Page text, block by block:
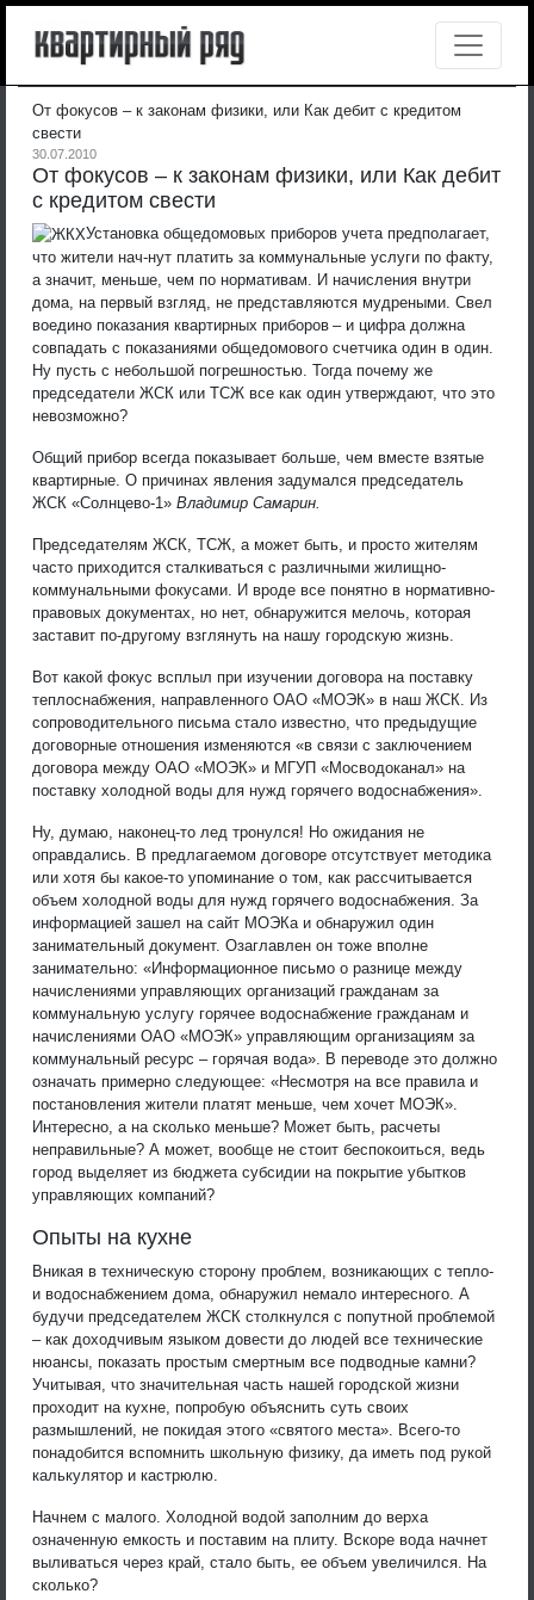
От фокусов – к законам физики, или Как дебит с кредитом
свести
30.07.2010
От фокусов – к законам физики, или Как дебит
с кредитом свести
Установка общедомовых приборов учета предполагает,
что жители нач-нут платить за коммунальные услуги по факту,
а значит, меньше, чем по нормативам. И начисления внутри
дома, на первый взгляд, не представляются мудреными. Свел
воедино показания квартирных приборов – и цифра должна
совпадать с показаниями общедомового счетчика один в один.
Ну пусть с небольшой погрешностью. Тогда почему же
председатели ЖСК или ТСЖ все как один утверждают, что это
невозможно?
Общий прибор всегда показывает больше, чем вместе взятые
квартирные. О причинах явления задумался председатель
ЖСК «Солнцево-1» Владимир Самарин.
Председателям ЖСК, ТСЖ, а может быть, и просто жителям
часто приходится сталкиваться с различными жилищно-
коммунальными фокусами. И вроде все понятно в нормативно-
правовых документах, но нет, обнаружится мелочь, которая
заставит по-другому взглянуть на нашу городскую жизнь.
Вот какой фокус всплыл при изучении договора на поставку
теплоснабжения, направленного ОАО «МОЭК» в наш ЖСК. Из
сопроводительного письма стало известно, что предыдущие
договорные отношения изменяются «в связи с заключением
договора между ОАО «МОЭК» и МГУП «Мосводоканал» на
поставку холодной воды для нужд горячего водоснабжения».
Ну, думаю, наконец-то лед тронулся! Но ожидания не
оправдались. В предлагаемом договоре отсутствует методика
или хотя бы какое-то упоминание о том, как рассчитывается
объем холодной воды для нужд горячего водоснабжения. За
информацией зашел на сайт МОЭКа и обнаружил один
занимательный документ. Озаглавлен он тоже вполне
занимательно: «Информационное письмо о разнице между
начислениями управляющих организаций гражданам за
коммунальную услугу горячее водоснабжение гражданам и
начислениями ОАО «МОЭК» управляющим организациям за
коммунальный ресурс – горячая вода». В переводе это должно
означать примерно следующее: «Несмотря на все правила и
постановления жители платят меньше, чем хочет МОЭК».
Интересно, а на сколько меньше? Может быть, расчеты
неправильные? А может, вообще не стоит беспокоиться, ведь
город выделяет из бюджета субсидии на покрытие убытков
управляющих компаний?
Опыты на кухне
Вникая в техническую сторону проблем, возникающих с тепло-
и водоснабжением дома, обнаружил немало интересного. А
будучи председателем ЖСК столкнулся с попутной проблемой
– как доходчивым языком довести до людей все технические
нюансы, показать простым смертным все подводные камни?
Учитывая, что значительная часть нашей городской жизни
проходит на кухне, попробую объяснить суть своих
размышлений, не покидая этого «святого места». Всего-то
понадобится вспомнить школьную физику, да иметь под рукой
калькулятор и кастрюлю.
Начнем с малого. Холодной водой заполним до верха
означенную емкость и поставим на плиту. Вскоре вода начнет
выливаться через край, стало быть, ее объем увеличился. На
сколько?